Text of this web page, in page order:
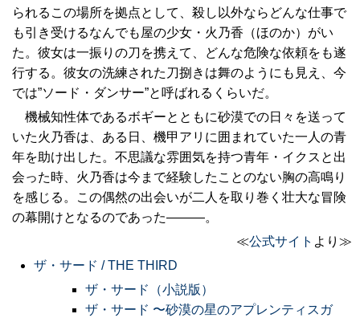
られるこの場所を拠点として、殺し以外ならどんな仕事で
も引き受けるなんでも屋の少女・火乃香（ほのか）がい
た。彼女は一振りの刀を携えて、どんな危険な依頼をも遂
行する。彼女の洗練された刀捌きは舞のようにも見え、今
では”ソード・ダンサー”と呼ばれるくらいだ。
機械知性体であるボギーとともに砂漠での日々を送って
いた火乃香は、ある日、機甲アリに囲まれていた一人の青
年を助け出した。不思議な雰囲気を持つ青年・イクスと出
会った時、火乃香は今まで経験したことのない胸の高鳴り
を感じる。この偶然の出会いが二人を取り巻く壮大な冒険
の幕開けとなるのであった―――。
≪公式サイト より≫
ザ・サード / THE THIRD
ザ・サード（小説版）
ザ・サード 〜砂漠の星のアプレンティスガ